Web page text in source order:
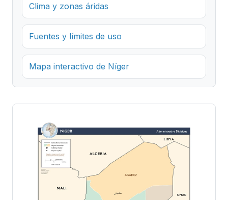
Clima y zonas áridas
Fuentes y límites de uso
Mapa interactivo de Níger